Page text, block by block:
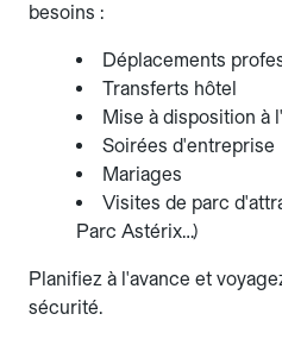
besoins :
Déplacements
Transferts hôtel
Mise à disposition à
Soirées d'entreprise
Mariages
Visites de parc
Parc Astérix…)
Planifiez à l'avance et
sécurité.